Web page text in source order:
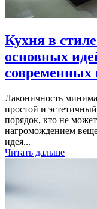
Кухня в
основных
современных
Лаконичность
простой и
порядок, кто не
нагромождением
идея...
Читать дальше